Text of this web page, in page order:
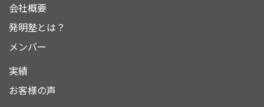
会社概要
発明塾とは？
メンバー
実績
お客様の声